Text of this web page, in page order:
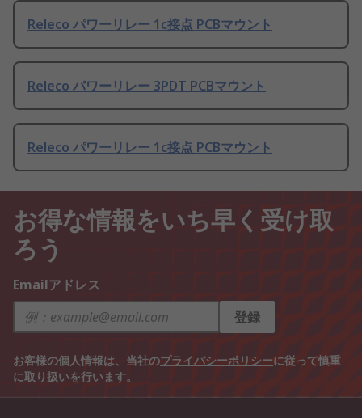
Releco パワーリレー 1c接点 PCBマウント
Releco パワーリレー 3PDT PCBマウント
Releco パワーリレー 1c接点 PCBマウント
お得な情報をいち早く受け取
ろう
Emailアドレス
登録
お客様の個人情報は、当社のプライバシーポリシーに従って慎重
に取り扱いを行います。